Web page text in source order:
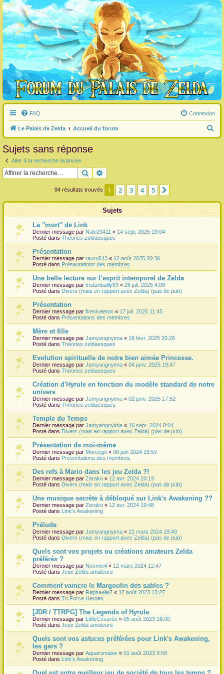
FAQ Connexion
Le Palais de Zelda Accueil du forum
e
c
Sujets sans réponse
Aller à la recherche avancée
Rechercher
94 résultats trouvés 1 2 3 4 5
Sujets
La "mort" de Link
Dernier message par Nale23411 « 14 sept. 2025 19:04
Posté dans Théories zeldaesques
Présentation
Dernier message par rauru543 « 12 août 2025 20:36
Posté dans Présentations des membres
Une belle lecture sur l’esprit intemporel de Zelda
Dernier message par tristanbailly83 « 26 juil. 2025 4:08
Posté dans Divers (mais en rapport avec Zelda) (pas de pub)
Présentation
Dernier message par fireskeleton « 17 juil. 2025 11:45
Posté dans Présentations des membres
Mère et fille
Dernier message par Jamyangnyima « 18 févr. 2025 20:26
Posté dans Théories zeldaesques
Evolution spirituelle de notre bien aimée Princesse.
Dernier message par Jamyangnyima « 04 janv. 2025 19:47
Posté dans Théories zeldaesques
Création d'Hyrule en fonction du modèle standard de notre
univers
Dernier message par Jamyangnyima « 02 janv. 2025 17:52
Posté dans Théories zeldaesques
Temple du Temps
Dernier message par Jamyangnyima « 16 sept. 2024 0:04
Posté dans Divers (mais en rapport avec Zelda) (pas de pub)
Présentation de moi-même
Dernier message par Morcego « 06 juin 2024 19:59
Posté dans Présentations des membres
Des refs à Mario dans les jeu Zelda ?!
Dernier message par Zerako « 12 avr. 2024 20:19
Posté dans Divers (mais en rapport avec Zelda) (pas de pub)
Une musique secrète à débloqué sur Link's Awakening ??
Dernier message par Zerako « 12 avr. 2024 19:48
Posté dans Link's Awakening
Prélude
Dernier message par Jamyangnyima « 22 mars 2024 19:43
Posté dans Divers (mais en rapport avec Zelda) (pas de pub)
Quels sont vos projets ou créations amateurs Zelda
préférés ?
Dernier message par Noemie4 « 12 mars 2024 12:47
Posté dans Jeux Zelda amateurs
Comment vaincre le Margoulin des sables ?
Dernier message par Raphaelle7 « 17 août 2023 13:27
Posté dans Tri Force Heroes
[JDR / TTRPG] The Legends of Hyrule
Dernier message par LittleCésarée « 05 août 2023 16:00
Posté dans Jeux Zelda amateurs
Quels sont vos astuces préférées pour Link's Awakening,
les gars ?
Dernier message par Aquaromaine « 01 août 2023 9:58
Posté dans Link's Awakening
Quel est votre meilleur jeu de société de tous les temps ?